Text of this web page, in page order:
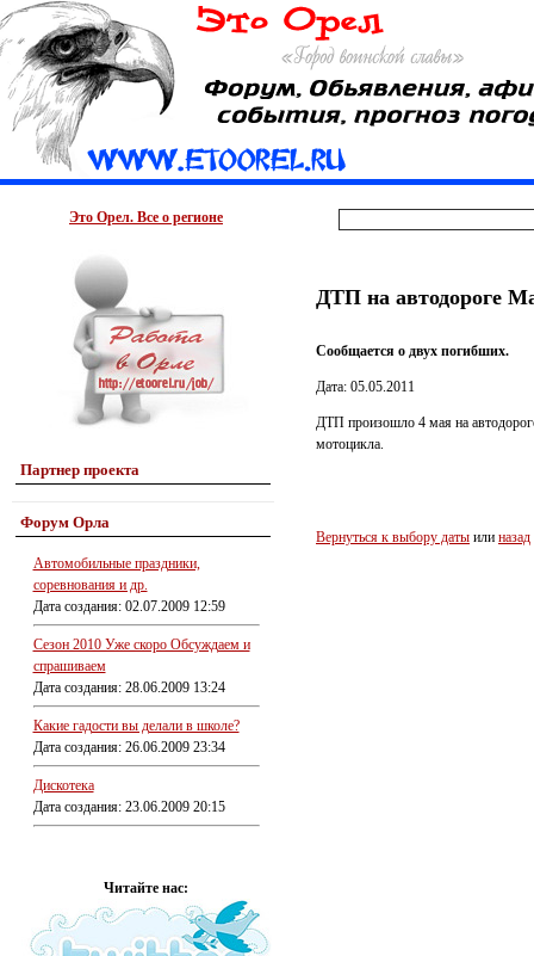
Это Орел. Все о регионе
Партнер проекта
Форум Орла
Автомобильные праздники,
соревнования и др.
Дата создания: 02.07.2009 12:59
Сезон 2010 Уже скоро Обсуждаем и
спрашиваем
Дата создания: 28.06.2009 13:24
Какие гадости вы делали в школе?
Дата создания: 26.06.2009 23:34
Дискотека
Дата создания: 23.06.2009 20:15
Читайте нас:
ДТП на автодороге
Сообщается о двух погибших.
Дата: 05.05.2011
ДТП произошло 4 мая на
мотоцикла.
Вернуться к выбору даты или назад